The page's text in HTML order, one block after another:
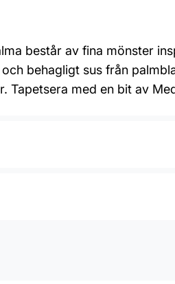
består av fina mönster
behagligt sus från
Tapetsera med en bit av
Tapeter